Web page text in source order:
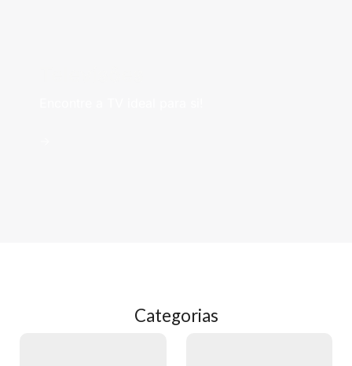
Categorias